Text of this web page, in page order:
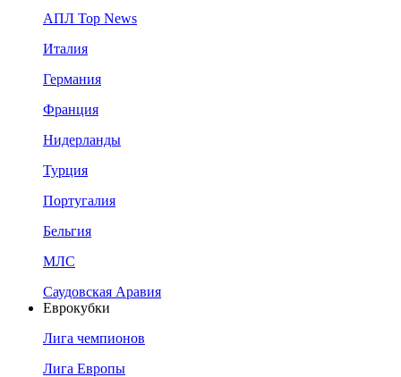
АПЛ Top News
Италия
Германия
Франция
Нидерланды
Турция
Португалия
Бельгия
МЛС
Саудовская Аравия
Еврокубки
Лига чемпионов
Лига Европы